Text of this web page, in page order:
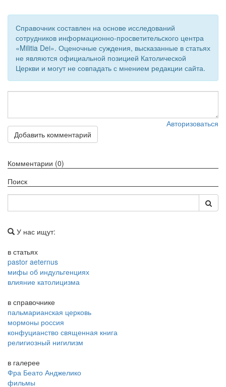
Справочник составлен на основе исследований
сотрудников информационно-просветительского центра
«Militia Dei». Оценочные суждения, высказанные в статьях
не являются официальной позицией Католической
Церкви и могут не совпадать с мнением редакции сайта.
Авторизоваться
Добавить комментарий
Комментарии (0)
Поиск
У нас ищут:
в статьях
pastor aeternus
мифы об индульгенциях
влияние католицизма
в справочнике
пальмарианская церковь
мормоны россия
конфуцианство священная книга
религиозный нигилизм
в галерее
Фра Беато Анджелико
фильмы